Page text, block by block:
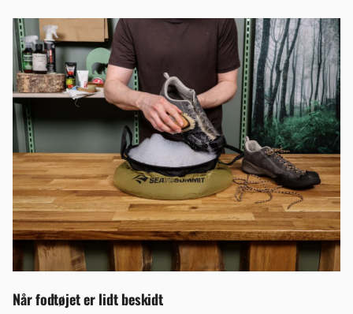
Når fodtøjet er lidt beskidt